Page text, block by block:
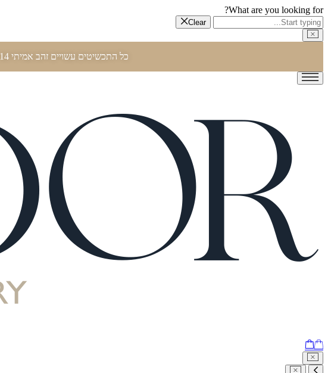
What are you looking for?
Clear
כל התכשיטים עשויים זהב אמיתי 14 קראט או יותר, ומגיעים בליווי תעודה, אריזה מהודרת, ומשלוח חינם עד הבית